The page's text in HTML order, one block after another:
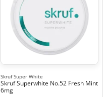
Skruf Super White
Skruf Superwhite No.52 Fresh Mint
6mg